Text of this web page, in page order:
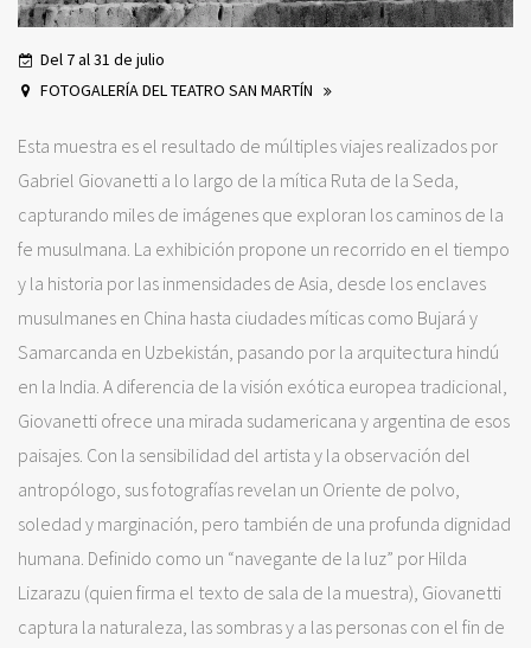
Del 7 al 31 de julio
FOTOGALERÍA DEL TEATRO SAN MARTÍN
Esta muestra es el resultado de múltiples viajes realizados por
Gabriel Giovanetti a lo largo de la mítica Ruta de la Seda,
capturando miles de imágenes que exploran los caminos de la
fe musulmana. La exhibición propone un recorrido en el tiempo
y la historia por las inmensidades de Asia, desde los enclaves
musulmanes en China hasta ciudades míticas como Bujará y
Samarcanda en Uzbekistán, pasando por la arquitectura hindú
en la India. A diferencia de la visión exótica europea tradicional,
Giovanetti ofrece una mirada sudamericana y argentina de esos
paisajes. Con la sensibilidad del artista y la observación del
antropólogo, sus fotografías revelan un Oriente de polvo,
soledad y marginación, pero también de una profunda dignidad
humana. Definido como un “navegante de la luz” por Hilda
Lizarazu (quien firma el texto de sala de la muestra), Giovanetti
captura la naturaleza, las sombras y a las personas con el fin de